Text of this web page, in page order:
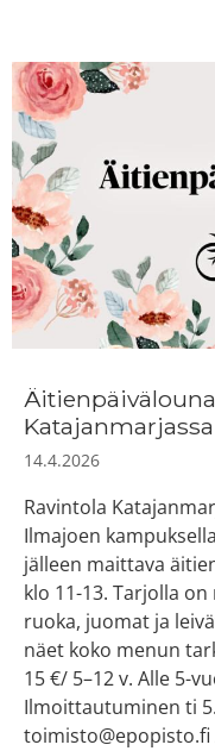
Katajanmarjassa
14.4.2026
Ravintola
Ilmajoen
jälleen maittava
klo 11-13. Tarjolla
ruoka, juomat ja
näet koko menun
15 €/ 5–12 v. Alle 5-
Ilmoittautuminen ti
toimisto@epopisto.fi